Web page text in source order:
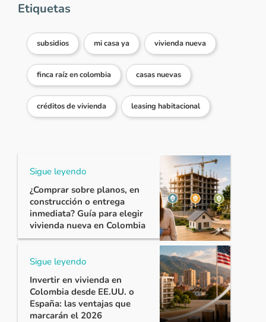
Etiquetas
subsidios mi casa ya vivienda nueva
finca raíz en colombia casas nuevas
créditos de vivienda leasing habitacional
Sigue leyendo
¿Comprar sobre planos, en
construcción o entrega
inmediata? Guía para elegir
vivienda nueva en Colombia
Sigue leyendo
Invertir en vivienda en
Colombia desde EE.UU. o
España: las ventajas que
marcarán el 2026